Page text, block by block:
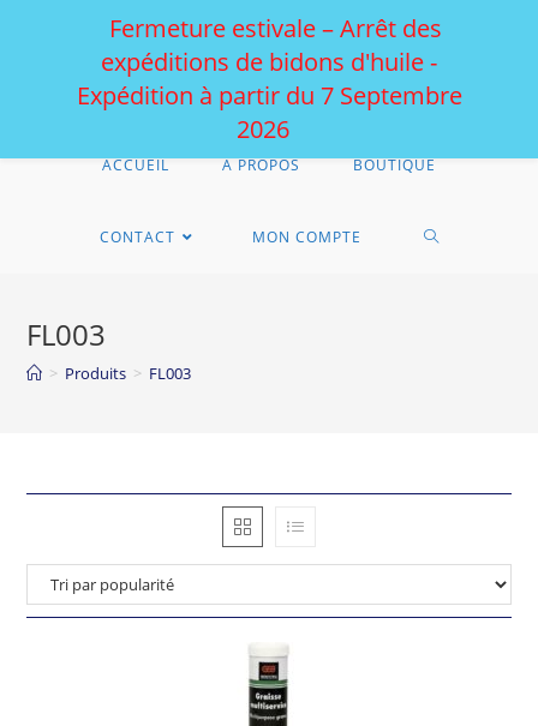
ACCUEIL A PROPOS BOUTIQUE
CONTACT MON COMPTE
FL003
> Produits > FL003
Fermeture estivale – Arrêt des
expéditions de bidons d'huile -
Expédition à partir du 7 Septembre
2026